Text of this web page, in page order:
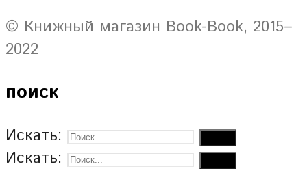
© Книжный магазин Book-Book, 2015–
2022
поиск
Искать:
Искать: